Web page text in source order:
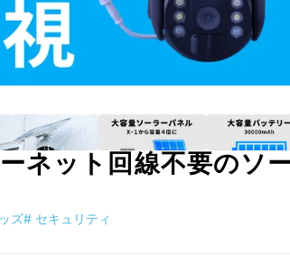
ネット回線不要のソ
ズ# セキュリティ